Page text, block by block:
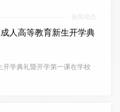
新闻动态
人高等教育新生开学典
学典礼暨开学第一课在学校